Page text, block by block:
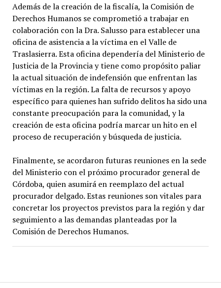
Además de la creación de la fiscalía, la Comisión de
Derechos Humanos se comprometió a trabajar en
colaboración con la Dra. Salusso para establecer una
oficina de asistencia a la víctima en el Valle de
Traslasierra. Esta oficina dependería del Ministerio de
Justicia de la Provincia y tiene como propósito paliar
la actual situación de indefensión que enfrentan las
víctimas en la región. La falta de recursos y apoyo
específico para quienes han sufrido delitos ha sido una
constante preocupación para la comunidad, y la
creación de esta oficina podría marcar un hito en el
proceso de recuperación y búsqueda de justicia.
Finalmente, se acordaron futuras reuniones en la sede
del Ministerio con el próximo procurador general de
Córdoba, quien asumirá en reemplazo del actual
procurador delgado. Estas reuniones son vitales para
concretar los proyectos previstos para la región y dar
seguimiento a las demandas planteadas por la
Comisión de Derechos Humanos.